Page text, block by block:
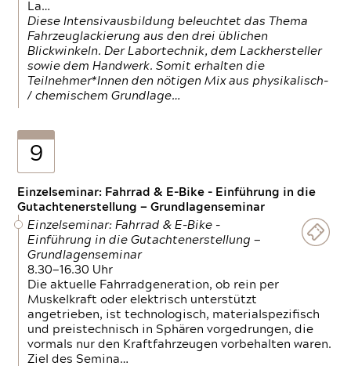
La…
Diese Intensivausbildung beleuchtet das Thema
Fahrzeuglackierung aus den drei üblichen
Blickwinkeln. Der Labortechnik, dem Lackhersteller
sowie dem Handwerk. Somit erhalten die
Teilnehmer*Innen den nötigen Mix aus physikalisch-
/ chemischem Grundlage…
9
Einzelseminar: Fahrrad & E-Bike - Einführung in die
Gutachtenerstellung — Grundlagenseminar
Einzelseminar: Fahrrad & E-Bike -
Einführung in die Gutachtenerstellung —
Grundlagenseminar
8.30—16.30 Uhr
Die aktuelle Fahrradgeneration, ob rein per
Muskelkraft oder elektrisch unterstützt
angetrieben, ist technologisch, materialspezifisch
und preistechnisch in Sphären vorgedrungen, die
vormals nur den Kraftfahrzeugen vorbehalten waren.
Ziel des Semina…